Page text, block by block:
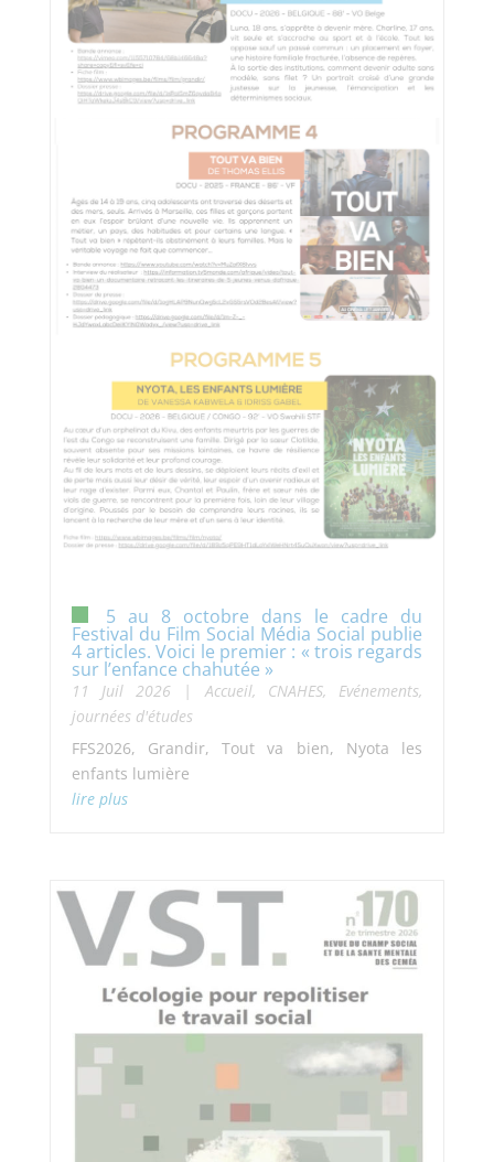
5 au 8 octobre dans le cadre du
Festival du Film Social Média Social publie
4 articles. Voici le premier : « trois regards
sur l’enfance chahutée »
11 Juil 2026 |Accueil, CNAHES, Evénements,
journées d'études
FFS2026, Grandir, Tout va bien, Nyota les
enfants lumière
lire plus